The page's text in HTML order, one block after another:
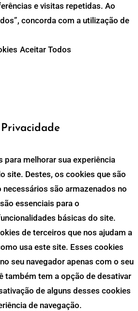
e visitas repetidas. Ao
concorda com a utilização de
Aceitar Todos
para melhorar sua experiência
site. Destes, os cookies que são
são armazenados no
essenciais para o
básicas do site.
de terceiros que nos ajudam a
usa este site. Esses cookies
seu navegador apenas com o seu
também tem a opção de desativar
de alguns desses cookies
de navegação.